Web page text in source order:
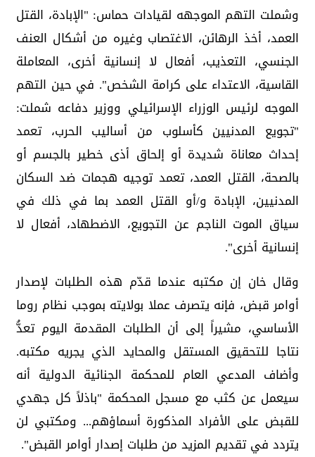
وشملت التهم الموجهه لقيادات حماس: "الإبادة، القتل
العمد، أخذ الرهائن، الاغتصاب وغيره من أشكال العنف
الجنسي، التعذيب، أفعال لا إنسانية أخرى، المعاملة
القاسية، الاعتداء على كرامة الشخص". في حين التهم
الموجه لرئيس الوزراء الإسرائيلي ووزير دفاعه شملت:
"تجويع المدنيين كأسلوب من أساليب الحرب، تعمد
إحداث معاناة شديدة أو إلحاق أذى خطير بالجسم أو
بالصحة، القتل العمد، تعمد توجيه هجمات ضد السكان
المدنيين، الإبادة و/أو القتل العمد بما في ذلك في
سياق الموت الناجم عن التجويع، الاضطهاد، أفعال لا
إنسانية أخرى".
وقال خان إن مكتبه عندما قدّم هذه الطلبات لإصدار
أوامر قبض، فإنه يتصرف عملا بولايته بموجب نظام روما
الأساسي، مشيراً إلى أن الطلبات المقدمة اليوم تعدُّ
نتاجا للتحقيق المستقل والمحايد الذي يجريه مكتبه.
وأضاف المدعي العام للمحكمة الجنائية الدولية أنه
سيعمل عن كثب مع مسجل المحكمة "باذلاً كل جهدي
للقبض على الأفراد المذكورة أسماؤهم... ومكتبي لن
يتردد في تقديم المزيد من طلبات إصدار أوامر القبض".